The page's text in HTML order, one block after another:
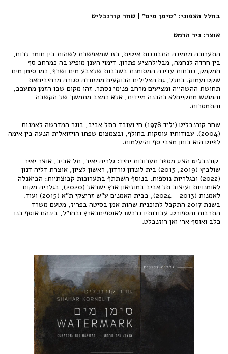
בחלל הצפוני: "סימן מים" | שחר קורנבליט
אוצר: ניר הרמט
התערוכה מזמינה התבוננות איטית, כזו שמאפשרת לשהות בין חומר לרוח,
בין חרדה לנחמה, מבלילהציע פתרון. דימוי הענן מופיע בה כמרחב סף
חמקמק, נוכחות עדינה המסומנת בשכבות שלצבע מים ושרף, כמו סימן מים
שקט ועמוק. בחלל, גם הצלילים הבוקעים ממזוודה סגורה מרחיביםאת
תחושת ההשהייה ומציעים מרחב פנימי נסתר. זהו מקום שבו הזמן מתעכב,
והמפגש מתקייםלא כהבנה מיידית, אלא כמצב מתמשך של הקשבה
והתמסרות.
שחר קורנבליט (יליד 1978) חי ועובד בתל אביב, בוגר המדרשה לאמנות
(2004). עבודותיו עוסקות בחולף, ובצמצום שפתו הויזואלית הנעה בין אימה
לפיוט הוא בוחן מצבי סף והיעלמות.
קורנבליט הציג מספר תערוכות יחיד: גלריה יאיר, תל אביב, אוצר יאיר
שולביץ (2019, 2013) בית לונדון גורדון, ראשון לציון, אוצרת דליה דנון
(2022) ובגלריות נוספות. בנוסף השתתף בתערוכות קבוצתיות: הביאנלה
לאומנויות ועיצוב תל אביב במוזיאון ארץ ישראל (2020), בגלריה מקום
לאמנות (2013 - 2024), בבית האמנים ע"ש זריצקי ת"א (2015) ועוד.
בשנת 2017 התקבל לתוכנית שהות אמן בסיטה בפריז, מטעם משרד
התרבות והספורט. עבודותיו נרכשו לאוספיםבארץ ובחו"ל, בינהם אוסף בנו
כלב ואוסף ארי ואן רוזנבלט.